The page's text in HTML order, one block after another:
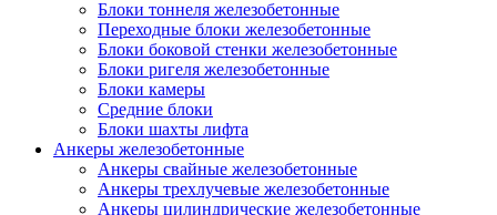
Блоки тоннеля железобетонные
Переходные блоки железобетонные
Блоки боковой стенки железобетонные
Блоки ригеля железобетонные
Блоки камеры
Средние блоки
Блоки шахты лифта
Анкеры железобетонные
Анкеры свайные железобетонные
Анкеры трехлучевые железобетонные
Анкеры цилиндрические железобетонные